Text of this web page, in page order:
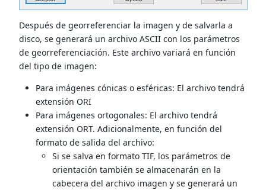
Después de georreferenciar la imagen y de salvarla a
disco, se generará un archivo ASCII con los parámetros
de georreferenciación. Este archivo variará en función
del tipo de imagen:
Para imágenes cónicas o esféricas: El archivo tendrá
extensión ORI
Para imágenes ortogonales: El archivo tendrá
extensión ORT. Adicionalmente, en función del
formato de salida del archivo:
Si se salva en formato TIF, los parámetros de
orientación también se almacenarán en la
cabecera del archivo imagen y se generará un